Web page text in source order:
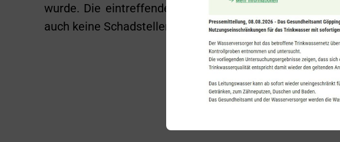
wurde. Die eintreffenden Einsatzkräfte konnten
auch keine Schadstellen festgestellt.
Zurück